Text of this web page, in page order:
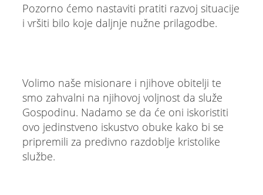
Pozorno ćemo nastaviti pratiti razvoj situacije
i vršiti bilo koje daljnje nužne prilagodbe.
Volimo naše misionare i njihove obitelji te
smo zahvalni na njihovoj voljnost da služe
Gospodinu. Nadamo se da će oni iskoristiti
ovo jedinstveno iskustvo obuke kako bi se
pripremili za predivno razdoblje kristolike
službe.